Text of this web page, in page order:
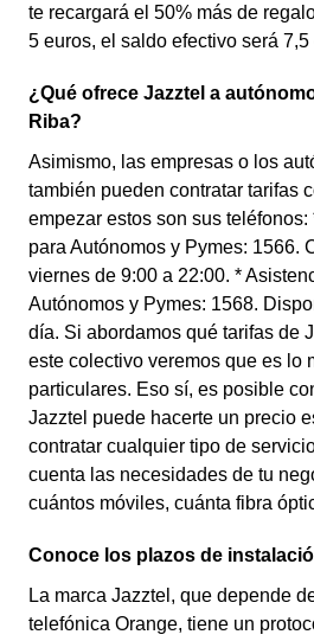
te recargará el 50% más de
5 euros, el saldo efectivo será 7,5
¿Qué ofrece Jazztel a
Riba?
Asimismo, las empresas o los
también pueden contratar tarifas
empezar estos son sus
para Autónomos y Pymes: 1566.
viernes de 9:00 a 22:00. *
Autónomos y Pymes: 1568.
día. Si abordamos qué tarifas de
este colectivo veremos que es lo
particulares. Eso sí, es posible
Jazztel puede hacerte un precio
contratar cualquier tipo de
cuenta las necesidades de tu
cuántos móviles, cuánta fibra
Conoce los plazos de
La marca Jazztel, que depende
telefónica Orange, tiene un